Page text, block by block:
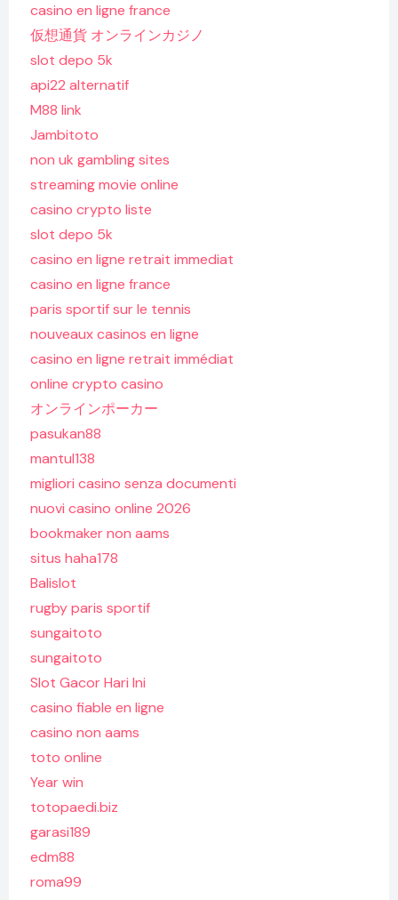
casino en ligne france
仮想通貨 オンラインカジノ
slot depo 5k
api22 alternatif
M88 link
Jambitoto
non uk gambling sites
streaming movie online
casino crypto liste
slot depo 5k
casino en ligne retrait immediat
casino en ligne france
paris sportif sur le tennis
nouveaux casinos en ligne
casino en ligne retrait immédiat
online crypto casino
オンラインポーカー
pasukan88
mantul138
migliori casino senza documenti
nuovi casino online 2026
bookmaker non aams
situs haha178
Balislot
rugby paris sportif
sungaitoto
sungaitoto
Slot Gacor Hari Ini
casino fiable en ligne
casino non aams
toto online
Year win
totopaedi.biz
garasi189
edm88
roma99